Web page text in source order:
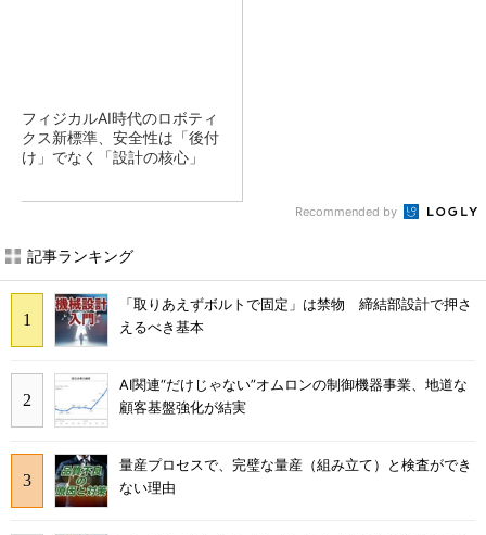
フィジカルAI時代のロボティ
クス新標準、安全性は「後付
け」でなく「設計の核心」
Recommended by
記事ランキング
「取りあえずボルトで固定」は禁物 締結部設計で押さ
えるべき基本
AI関連“だけじゃない”オムロンの制御機器事業、地道な
顧客基盤強化が結実
量産プロセスで、完璧な量産（組み立て）と検査ができ
ない理由